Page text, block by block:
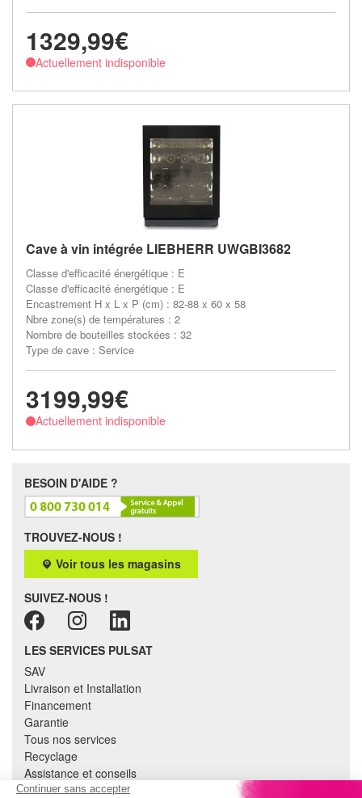
1329,99€
Actuellement indisponible
Cave à vin intégrée LIEBHERR UWGBI3682
Classe d'efficacité énergétique : E
Classe d'efficacité énergétique : E
Encastrement H x L x P (cm) : 82-88 x 60 x 58
Nbre zone(s) de températures : 2
Nombre de bouteilles stockées : 32
Type de cave : Service
3199,99€
Actuellement indisponible
BESOIN D'AIDE ?
TROUVEZ-NOUS !
Voir tous les magasins
SUIVEZ-NOUS !
LES SERVICES PULSAT
SAV
Livraison et Installation
Financement
Garantie
Tous nos services
Recyclage
Assistance et conseils
Cuisine équipée